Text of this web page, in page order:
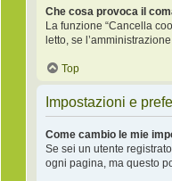
Che cosa provoca il
La funzione “Cancella
letto, se
Top
Impostazioni e
Come cambio le mie
Se sei un utente
ogni pagina, ma questo